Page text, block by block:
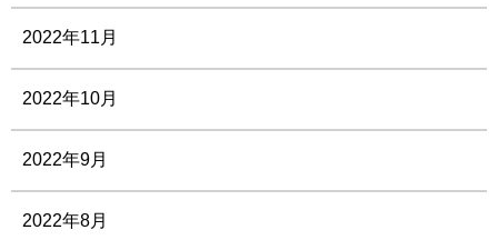
2022年11月
2022年10月
2022年9月
2022年8月